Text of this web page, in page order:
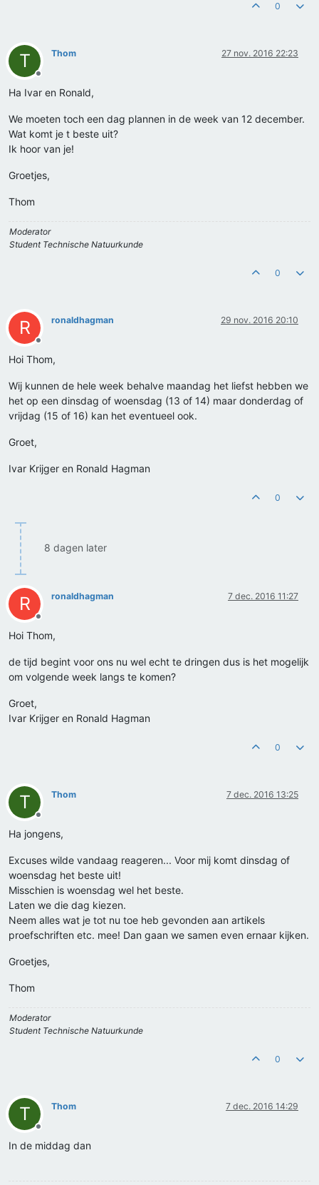
0
T
Offline
Thom 27 nov. 2016 22:23
Ha Ivar en Ronald,
We moeten toch een dag plannen in de week van 12 december.
Wat komt je t beste uit?
Ik hoor van je!
Groetjes,
Thom
Moderator
Student Technische Natuurkunde
0
R
Offline
ronaldhagman 29 nov. 2016 20:10
Hoi Thom,
Wij kunnen de hele week behalve maandag het liefst hebben we
het op een dinsdag of woensdag (13 of 14) maar donderdag of
vrijdag (15 of 16) kan het eventueel ook.
Groet,
Ivar Krijger en Ronald Hagman
0
8 dagen later
R
Offline
ronaldhagman 7 dec. 2016 11:27
Hoi Thom,
de tijd begint voor ons nu wel echt te dringen dus is het mogelijk
om volgende week langs te komen?
Groet,
Ivar Krijger en Ronald Hagman
0
T
Offline
Thom 7 dec. 2016 13:25
Ha jongens,
Excuses wilde vandaag reageren... Voor mij komt dinsdag of
woensdag het beste uit!
Misschien is woensdag wel het beste.
Laten we die dag kiezen.
Neem alles wat je tot nu toe heb gevonden aan artikels
proefschriften etc. mee! Dan gaan we samen even ernaar kijken.
Groetjes,
Thom
Moderator
Student Technische Natuurkunde
0
T
Offline
Thom 7 dec. 2016 14:29
In de middag dan